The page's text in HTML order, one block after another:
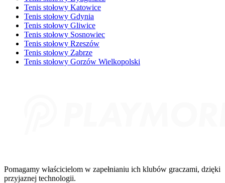
Tenis stołowy Katowice
Tenis stołowy Gdynia
Tenis stołowy Gliwice
Tenis stołowy Sosnowiec
Tenis stołowy Rzeszów
Tenis stołowy Zabrze
Tenis stołowy Gorzów Wielkopolski
Pomagamy właścicielom w zapełnianiu ich klubów graczami, dzięki
przyjaznej technologii.